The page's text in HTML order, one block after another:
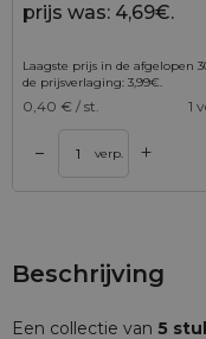
prijs was: 4,69€.
Laagste prijs in de afgelopen
de prijsverlaging: 3,99€.
0,40 € / st. 1
– verp. +
Toevoegen
Beschrijving
Een collectie van 5